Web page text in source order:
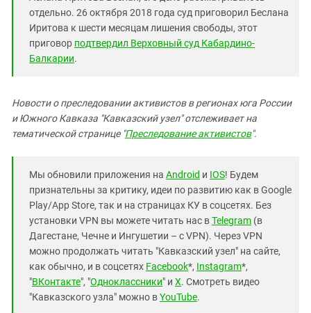
отдельно. 26 октября 2018 года суд приговорил Беслана
Иритова к шести месяцам лишения свободы, этот
приговор подтвердил Верховный суд Кабардино-
Балкарии.
Новости о преследовании активистов в регионах юга России
и Южного Кавказа "Кавказский узел" отслеживает на
тематической странице "Преследование активистов".
Мы обновили приложения на Android и IOS! Будем
признательны за критику, идеи по развитию как в Google
Play/App Store, так и на страницах КУ в соцсетях. Без
установки VPN вы можете читать нас вTelegram (в
Дагестане, Чечне и Ингушетии – с VPN). Через VPN
можно продолжать читать "Кавказский узел" на сайте,
как обычно, и в соцсетях Facebook*, Instagram*,
"ВКонтакте", "Одноклассники" и X. Смотреть видео
"Кавказского узла" можно вYouTube.